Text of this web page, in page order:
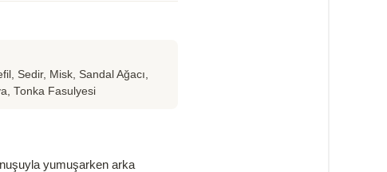
Sedir, Misk, Sandal Ağacı,
Tonka Fasulyesi
yumuşarken arka